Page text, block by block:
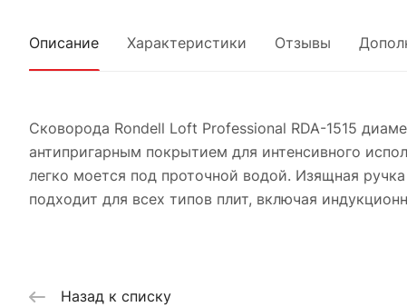
Описание Характеристики Отзывы
Сковорода Rondell Loft Professional RDA-1515
антипригарным покрытием для интенсивного
легко моется под проточной водой. Изящная
подходит для всех типов плит, включая
Назад к списку